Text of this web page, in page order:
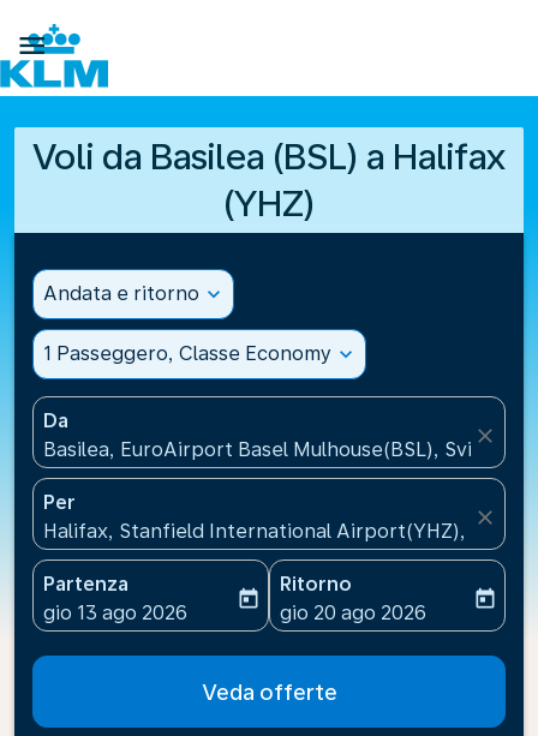

Voli da Basilea (BSL) a Halifax
(YHZ)
Andata e ritorno expand_more
1 Passeggero, Classe Economy expand_more
Da
Basilea, EuroAirport Basel Mulhouse(BSL), Svizzera
close
Per
Halifax, Stanfield International Airport(YHZ),
close
Partenza
fc-booking-departure-date-aria-label
gio 13 ago 2026
today
Ritorno
fc-booking-return-date-
gio 20 ago 2026
today
Veda offerte